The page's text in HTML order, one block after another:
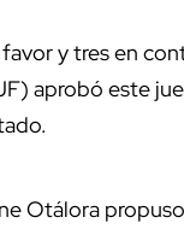
y tres en
aprobó este
Otálora